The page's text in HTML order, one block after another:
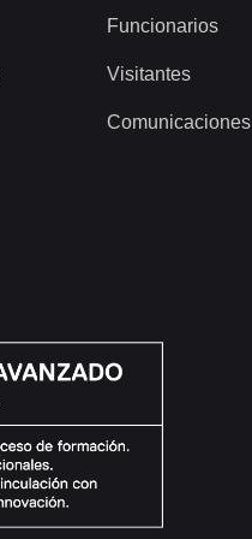
Funcionarios
Visitantes
Comunicaciones